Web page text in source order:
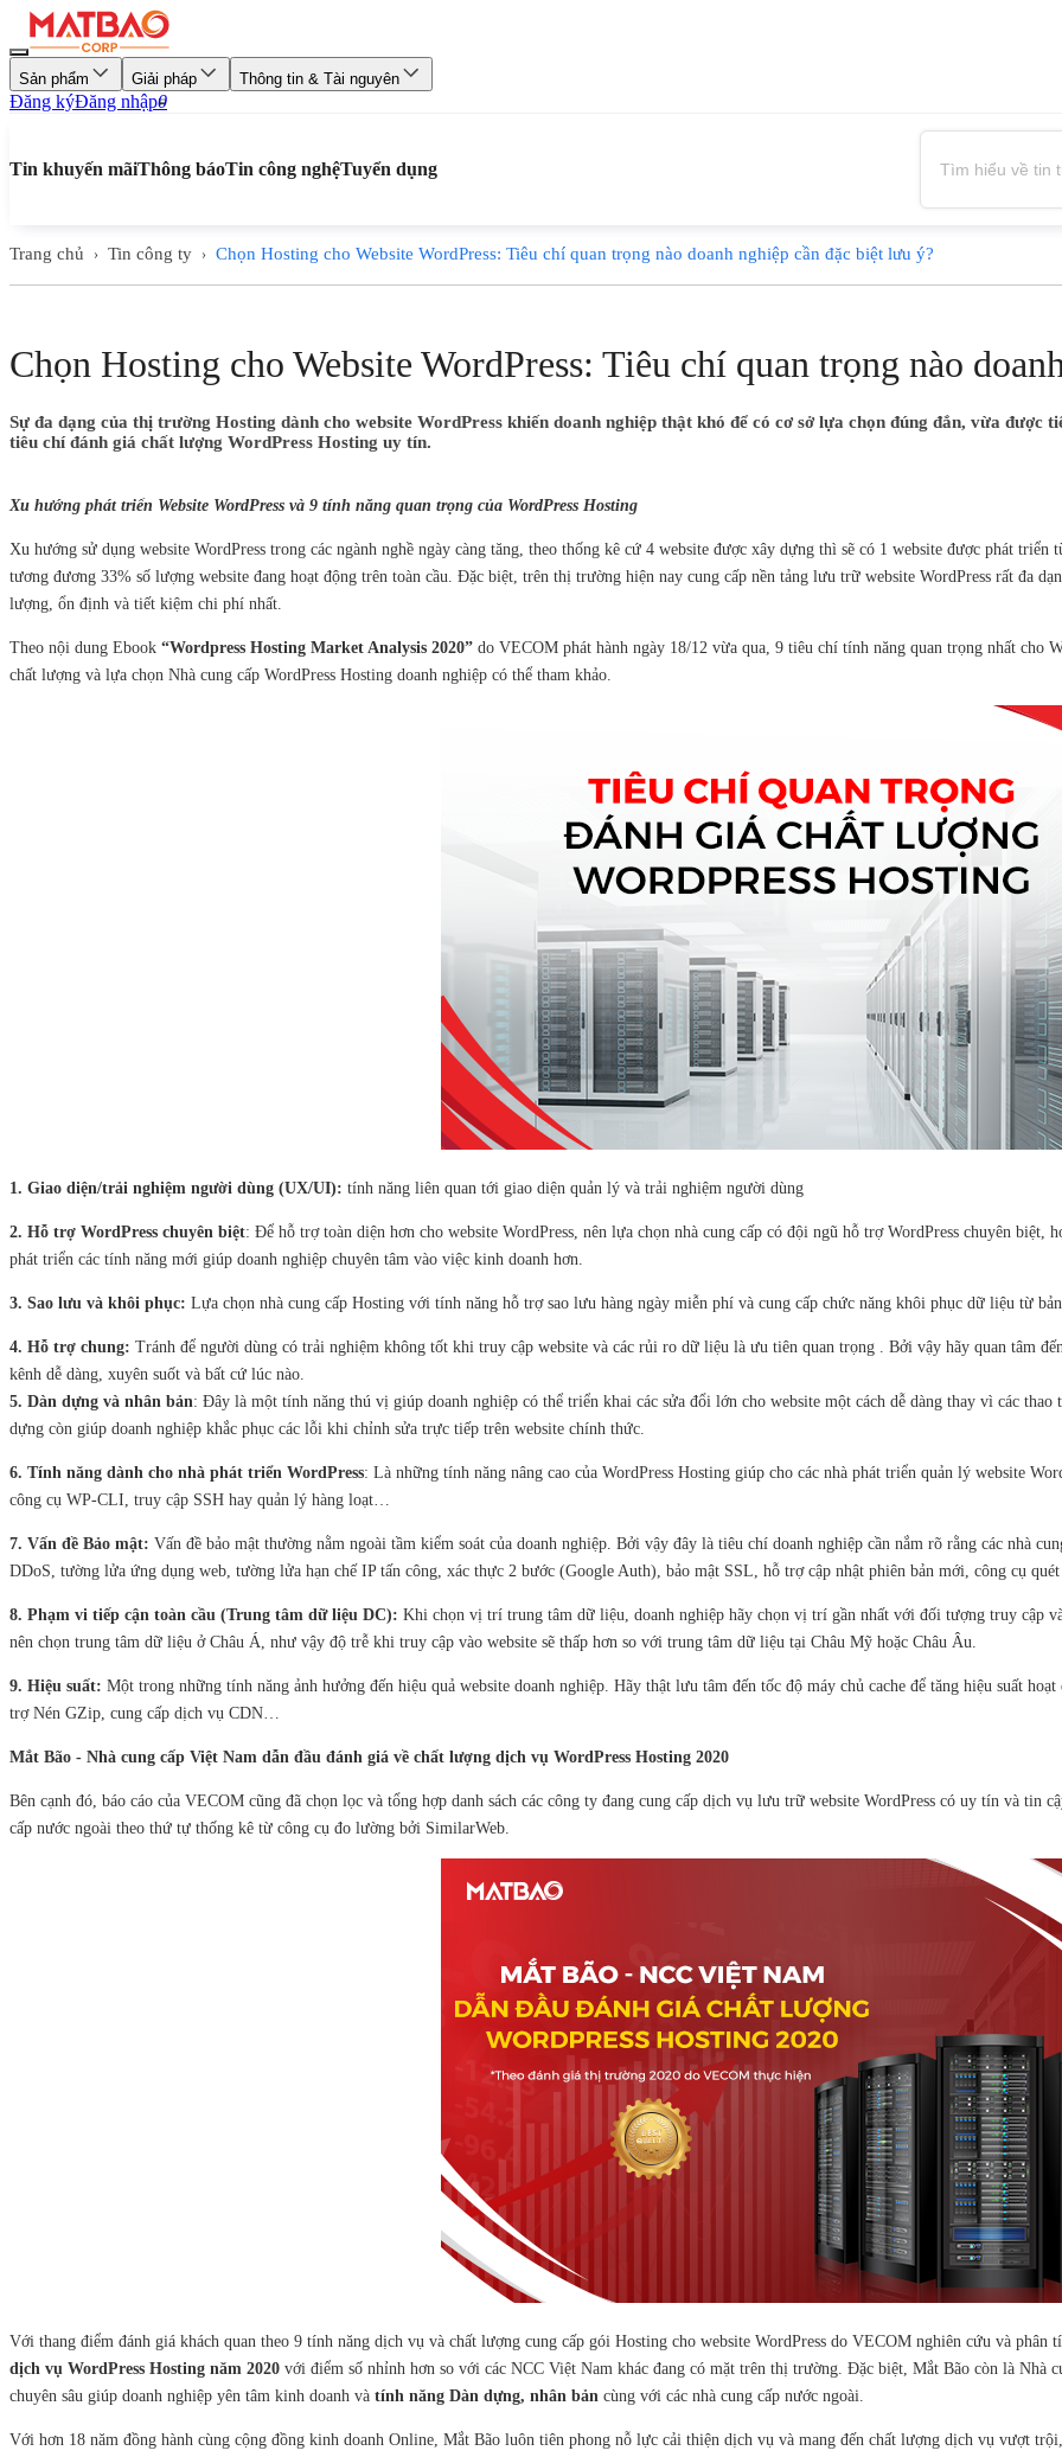
Sản phẩm Giải pháp Thông tin & Tài nguyên
Đăng kýĐăng nhập0
Tin khuyến mãiThông báoTin công nghệTuyển dụng
Trang chủ › Tin công ty › Chọn Hosting cho Website WordPress: Tiêu chí quan trọng nào doanh nghiệp cần đặc biệt lưu ý?
Chọn Hosting cho Website WordPress: Tiêu chí quan trọng nào
Sự đa dạng của thị trường Hosting dành cho website WordPress khiến doanh nghiệp thật khó để có cơ sở lựa chọn đúng đắn, vừa
tiêu chí đánh giá chất lượng WordPress Hosting uy tín.
Xu hướng phát triển Website WordPress và 9 tính năng quan trọng của WordPress Hosting
Xu hướng sử dụng website WordPress trong các ngành nghề ngày càng tăng, theo thống kê cứ 4 website được xây dựng thì sẽ có 1 website được phát
tương đương 33% số lượng website đang hoạt động trên toàn cầu. Đặc biệt, trên thị trường hiện nay cung cấp nền tảng lưu trữ website WordPress rất đa
lượng, ổn định và tiết kiệm chi phí nhất.
Theo nội dung Ebook “Wordpress Hosting Market Analysis 2020” do VECOM phát hành ngày 18/12 vừa qua, 9 tiêu chí tính năng quan trọng nhất cho
chất lượng và lựa chọn Nhà cung cấp WordPress Hosting doanh nghiệp có thể tham khảo.
1. Giao diện/trải nghiệm người dùng (UX/UI): tính năng liên quan tới giao diện quản lý và trải nghiệm người dùng
2. Hỗ trợ WordPress chuyên biệt: Để hỗ trợ toàn diện hơn cho website WordPress, nên lựa chọn nhà cung cấp có đội ngũ hỗ trợ WordPress chuyên biệt,
phát triển các tính năng mới giúp doanh nghiệp chuyên tâm vào việc kinh doanh hơn.
3. Sao lưu và khôi phục: Lựa chọn nhà cung cấp Hosting với tính năng hỗ trợ sao lưu hàng ngày miễn phí và cung cấp chức năng khôi phục dữ liệu từ
4. Hỗ trợ chung: Tránh để người dùng có trải nghiệm không tốt khi truy cập website và các rủi ro dữ liệu là ưu tiên quan trọng . Bởi vậy hãy quan tâm
kênh dễ dàng, xuyên suốt và bất cứ lúc nào.
5. Dàn dựng và nhân bản: Đây là một tính năng thú vị giúp doanh nghiệp có thể triển khai các sửa đổi lớn cho website một cách dễ dàng thay vì các
dựng còn giúp doanh nghiệp khắc phục các lỗi khi chỉnh sửa trực tiếp trên website chính thức.
6. Tính năng dành cho nhà phát triển WordPress: Là những tính năng nâng cao của WordPress Hosting giúp cho các nhà phát triển quản lý website
công cụ WP-CLI, truy cập SSH hay quản lý hàng loạt…
7. Vấn đề Bảo mật: Vấn đề bảo mật thường nằm ngoài tầm kiểm soát của doanh nghiệp. Bởi vậy đây là tiêu chí doanh nghiệp cần nắm rõ rằng các nhà
DDoS, tường lửa ứng dụng web, tường lửa hạn chế IP tấn công, xác thực 2 bước (Google Auth), bảo mật SSL, hỗ trợ cập nhật phiên bản mới, công cụ
8. Phạm vi tiếp cận toàn cầu (Trung tâm dữ liệu DC): Khi chọn vị trí trung tâm dữ liệu, doanh nghiệp hãy chọn vị trí gần nhất với đối tượng truy cập
nên chọn trung tâm dữ liệu ở Châu Á, như vậy độ trễ khi truy cập vào website sẽ thấp hơn so với trung tâm dữ liệu tại Châu Mỹ hoặc Châu Âu.
9. Hiệu suất: Một trong những tính năng ảnh hưởng đến hiệu quả website doanh nghiệp. Hãy thật lưu tâm đến tốc độ máy chủ cache để tăng hiệu suất
trợ Nén GZip, cung cấp dịch vụ CDN…
Mắt Bão - Nhà cung cấp Việt Nam dẫn đầu đánh giá về chất lượng dịch vụ WordPress Hosting 2020
Bên cạnh đó, báo cáo của VECOM cũng đã chọn lọc và tổng hợp danh sách các công ty đang cung cấp dịch vụ lưu trữ website WordPress có uy tín và tin
cấp nước ngoài theo thứ tự thống kê từ công cụ đo lường bởi SimilarWeb.
Với thang điểm đánh giá khách quan theo 9 tính năng dịch vụ và chất lượng cung cấp gói Hosting cho website WordPress do VECOM nghiên cứu và phân
dịch vụ WordPress Hosting năm 2020 với điểm số nhỉnh hơn so với các NCC Việt Nam khác đang có mặt trên thị trường. Đặc biệt, Mắt Bão còn là Nhà
chuyên sâu giúp doanh nghiệp yên tâm kinh doanh và tính năng Dàn dựng, nhân bản cùng với các nhà cung cấp nước ngoài.
Với hơn 18 năm đồng hành cùng cộng đồng kinh doanh Online, Mắt Bão luôn tiên phong nỗ lực cải thiện dịch vụ và mang đến chất lượng dịch vụ vượt